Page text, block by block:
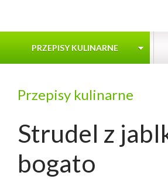
PRZEPISY KULINARNE
Przepisy kulinarne
Strudel z
bogato